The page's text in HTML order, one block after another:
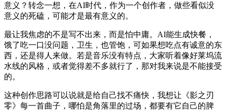
意义？转念一想，在AI时代，作为一个创作者，做些看似没
意义的死磕，可能才是最有意义的。
最让我焦虑的不是写不出来，而是怕中庸。AI能生成快餐，
饿了吃一口没问题，卫生，也管饱，可如果想吃点有诚意的东
西，还是得人来做。若是音乐没有特点，大家听着像好莱坞流
水线的风格，或者觉得差不多就行了，那对我来说是不能接受
的。
这种创作思路可以说就是给自己找不痛快，我想让《影之刃
零》每一首曲子，哪怕是角落里的过场，都要有它自己的脾